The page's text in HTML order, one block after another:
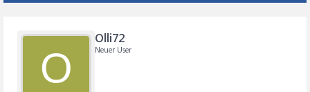
O
Olli72
Neuer User